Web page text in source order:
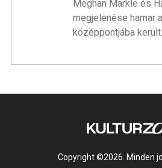
Meghan Markle és
megjelenése hamar
középpontjába került.
Copyright ©2026. Minden